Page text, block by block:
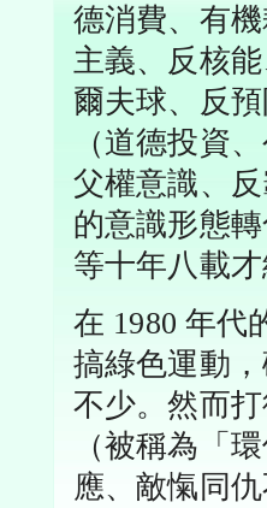
德消費、有
主義、反核
爾夫球、反
（道德投資
父權意識、
的意識形態
等十年八載
在 1980 年代
搞綠色運動
不少。然而
（被稱為「
應、敵愾同